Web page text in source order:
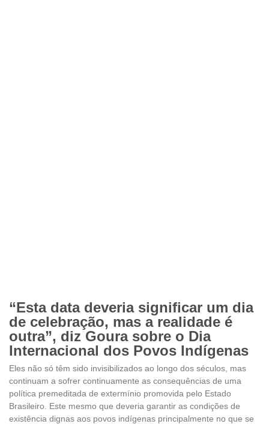
“Esta data deveria significar um dia
de celebração, mas a realidade é
outra”, diz Goura sobre o Dia
Internacional dos Povos Indígenas
Eles não só têm sido invisibilizados ao longo dos séculos, mas
continuam a sofrer continuamente as consequências de uma
política premeditada de extermínio promovida pelo Estado
Brasileiro. Este mesmo que deveria garantir as condições de
existência dignas aos povos indígenas principalmente no que se